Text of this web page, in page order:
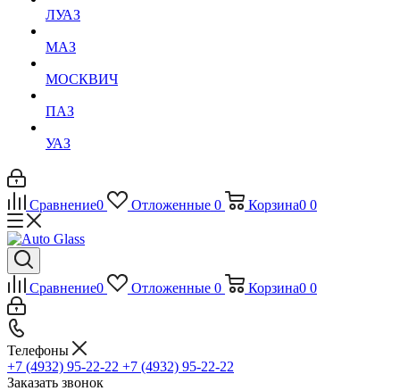
ЛУАЗ
МАЗ
МОСКВИЧ
ПАЗ
УАЗ
Сравнение0 Отложенные 0 Корзина0 0
Сравнение0 Отложенные 0 Корзина0 0
Телефоны
+7 (4932) 95-22-22 +7 (4932) 95-22-22
Заказать звонок